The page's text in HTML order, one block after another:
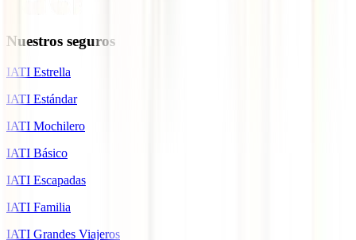
Nuestros seguros
IATI Estrella
IATI Estándar
IATI Mochilero
IATI Básico
IATI Escapadas
IATI Familia
IATI Grandes Viajeros